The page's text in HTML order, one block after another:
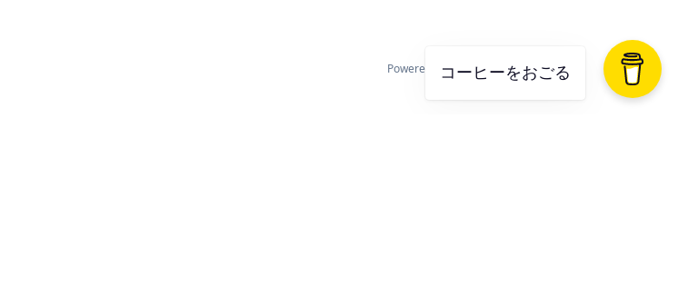
Powered byHugo& Blowfish
コーヒーをおごる